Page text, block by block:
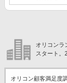
オリコンラ
スタート。
オリコン顧客満足度